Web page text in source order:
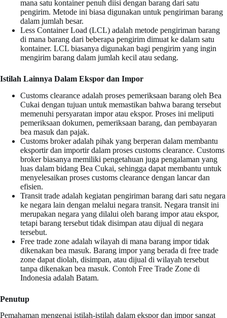
mana satu kontainer penuh diisi dengan barang dari satu
pengirim. Metode ini biasa digunakan untuk pengiriman barang
dalam jumlah besar.
Less Container Load (LCL) adalah metode pengiriman barang
di mana barang dari beberapa pengirim dimuat ke dalam satu
kontainer. LCL biasanya digunakan bagi pengirim yang ingin
mengirim barang dalam jumlah kecil atau sedang.
Istilah Lainnya Dalam Ekspor dan Impor
Customs clearance adalah proses pemeriksaan barang oleh Bea
Cukai dengan tujuan untuk memastikan bahwa barang tersebut
memenuhi persyaratan impor atau ekspor. Proses ini meliputi
pemeriksaan dokumen, pemeriksaan barang, dan pembayaran
bea masuk dan pajak.
Customs broker adalah pihak yang berperan dalam membantu
eksportir dan importir dalam proses customs clearance. Customs
broker biasanya memiliki pengetahuan juga pengalaman yang
luas dalam bidang Bea Cukai, sehingga dapat membantu untuk
menyelesaikan proses customs clearance dengan lancar dan
efisien.
Transit trade adalah kegiatan pengiriman barang dari satu negara
ke negara lain dengan melalui negara transit. Negara transit ini
merupakan negara yang dilalui oleh barang impor atau ekspor,
tetapi barang tersebut tidak disimpan atau dijual di negara
tersebut.
Free trade zone adalah wilayah di mana barang impor tidak
dikenakan bea masuk. Barang impor yang berada di free trade
zone dapat diolah, disimpan, atau dijual di wilayah tersebut
tanpa dikenakan bea masuk. Contoh Free Trade Zone di
Indonesia adalah Batam.
Penutup
Pemahaman mengenai istilah-istilah dalam ekspor dan impor sangat